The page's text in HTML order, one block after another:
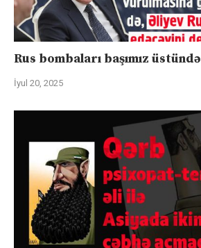
Rus bombaları başımız üstündə
İyul 20, 2025